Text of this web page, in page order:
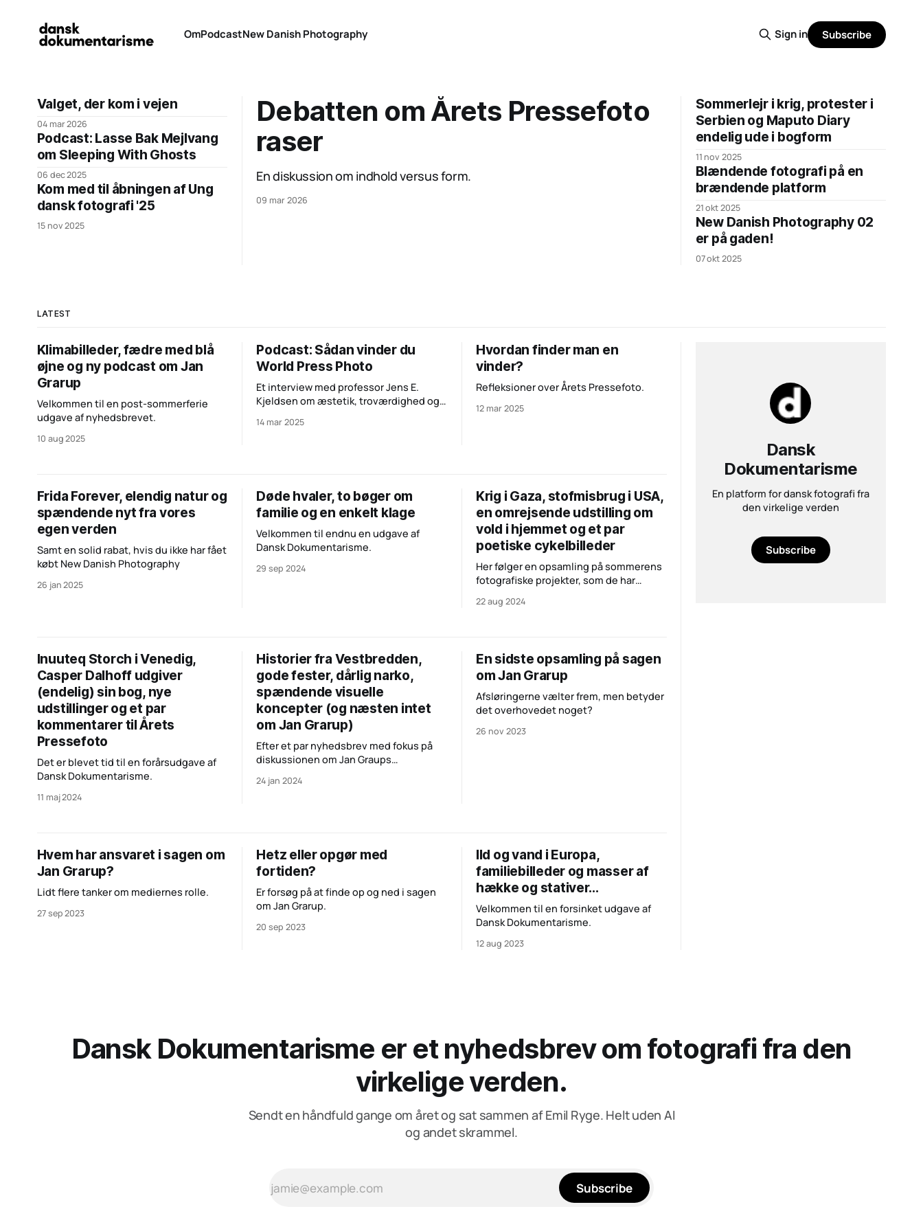
OmPodcastNew Danish Photography Sign in Subscribe
Debatten om Årets Pressefoto
raser
En diskussion om indhold versus form.
09 mar 2026
Valget, der kom i vejen
04 mar 2026
Podcast: Lasse Bak Mejlvang
om Sleeping With Ghosts
06 dec 2025
Kom med til åbningen af Ung
dansk fotografi '25
15 nov 2025
Sommerlejr i krig, protester i
Serbien og Maputo Diary
endelig ude i bogform
11 nov 2025
Blændende fotografi på en
brændende platform
21 okt 2025
New Danish Photography 02
er på gaden!
07 okt 2025
LATEST
Klimabilleder, fædre med blå
øjne og ny podcast om Jan
Grarup
Velkommen til en post-sommerferie
udgave af nyhedsbrevet.
10 aug 2025
Podcast: Sådan vinder du
World Press Photo
Et interview med professor Jens E.
Kjeldsen om æstetik, troværdighed og
14 mar 2025
Hvordan finder man en
vinder?
Refleksioner over Årets Pressefoto.
12 mar 2025
Frida Forever, elendig natur og
spændende nyt fra vores
egen verden
Samt en solid rabat, hvis du ikke har fået
købt New Danish Photography
26 jan 2025
Døde hvaler, to bøger om
familie og en enkelt klage
Velkommen til endnu en udgave af
Dansk Dokumentarisme.
29 sep 2024
Krig i Gaza, stofmisbrug i USA,
en omrejsende udstilling om
vold i hjemmet og et par
poetiske cykelbilleder
Her følger en opsamling på sommerens
fotografiske projekter, som de har
dem er af den klassiske skuffe, som
22 aug 2024
Inuuteq Storch i Venedig,
Casper Dalhoff udgiver
(endelig) sin bog, nye
udstillinger og et par
kommentarer til Årets
Pressefoto
Det er blevet tid til en forårsudgave af
Dansk Dokumentarisme.
11 maj 2024
Historier fra Vestbredden,
gode fester, dårlig narko,
spændende visuelle
koncepter (og næsten intet
om Jan Grarup)
Efter et par nyhedsbrev med fokus på
diskussionen om Jan Graups
kunne returnere med et nyhedsbrev om
24 jan 2024
En sidste opsamling på sagen
om Jan Grarup
Afsløringerne vælter frem, men betyder
det overhovedet noget?
26 nov 2023
Hvem har ansvaret i sagen om
Jan Grarup?
Lidt flere tanker om mediernes rolle.
27 sep 2023
Hetz eller opgør med
fortiden?
Er forsøg på at finde op og ned i sagen
om Jan Grarup.
20 sep 2023
Ild og vand i Europa,
familiebilleder og masser af
hække og stativer...
Velkommen til en forsinket udgave af
Dansk Dokumentarisme.
12 aug 2023
Dansk
Dokumentarisme
En platform for dansk fotografi fra
den virkelige verden
Subscribe
Dansk Dokumentarisme er et nyhedsbrev om fotografi fra den
virkelige verden.
Sendt en håndfuld gange om året og sat sammen af Emil Ryge. Helt uden AI
og andet skrammel.
Subscribe